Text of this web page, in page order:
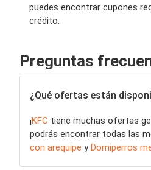
puedes encontrar cupones
crédito.
Preguntas
¿Qué ofertas están
¡KFC tiene muchas ofertas
podrás encontrar todas las
con arequipe yDomiperros